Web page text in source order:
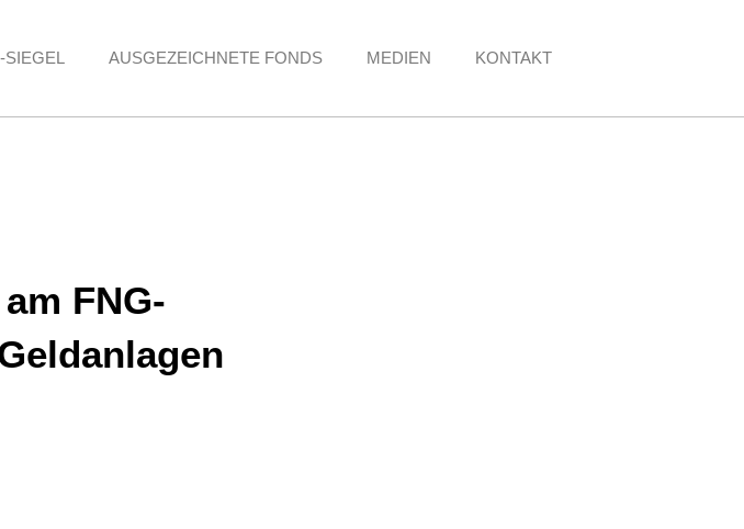
AUSGEZEICHNETE FONDS MEDIEN KONTAKT
FNG-